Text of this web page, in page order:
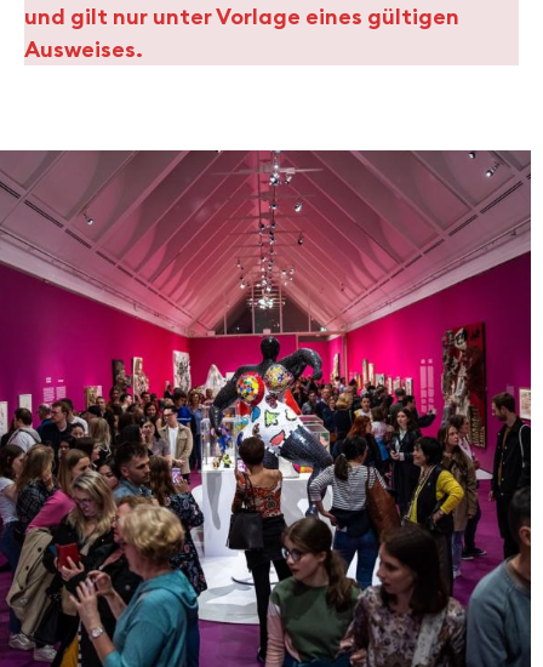
und gilt nur unter Vorlage eines gültigen
Ausweises.